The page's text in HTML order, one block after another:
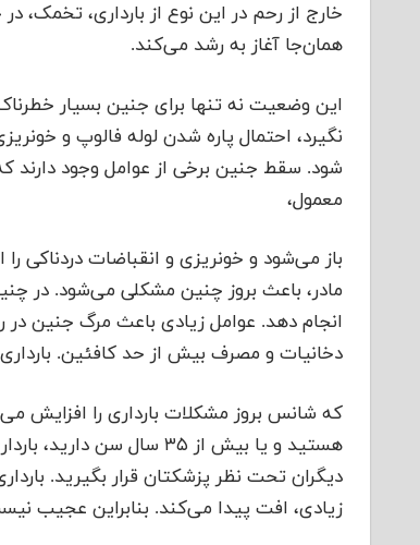
خارج از رحم در این نوع از بارداری، تخمک،
همان‌جا آغاز به رشد می‌کند.
این وضعیت نه تنها برای جنین بسیار
نگیرد، احتمال پاره شدن لوله فالوپ و
شود. سقط جنین برخی از عوامل وجود دارند
معمول،
باز می‌شود و خونریزی و انقباضات
مادر، باعث بروز چنین مشکلی می‌شود. در
انجام دهد. عوامل زیادی باعث مرگ جنین
دخانیات و مصرف بیش از حد کافئین.
که شانس بروز مشکلات بارداری را افزایش
هستید و یا بیش از ۳۵
زیادی، افت پیدا می‌کند. بنابراین عجیب